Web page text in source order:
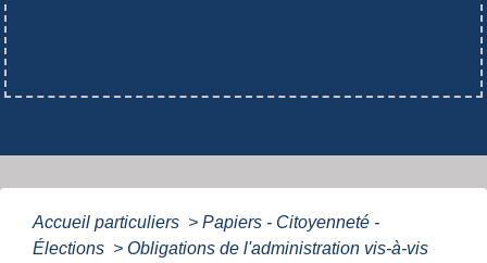
Accueil particuliers > Papiers - Citoyenneté -
Élections > Obligations de l'administration vis-à-vis